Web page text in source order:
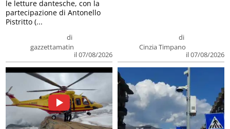
di
gazzettamatin
il 07/08/2026
le letture dantesche, con la
partecipazione di Antonello
Pistritto (...
di
Cinzia Timpano
il 07/08/2026